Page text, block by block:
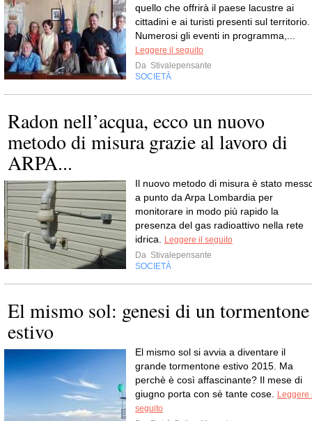
quello che offrirà il paese lacustre ai
cittadini e ai turisti presenti sul territorio.
Numerosi gli eventi in programma,...
Leggere il seguito
Da Stivalepensante
SOCIETÀ
Radon nell’acqua, ecco un nuovo
metodo di misura grazie al lavoro di
ARPA...
Il nuovo metodo di misura è stato
a punto da Arpa Lombardia per
monitorare in modo più rapido la
presenza del gas radioattivo nella rete
idrica.
Leggere il seguito
Da Stivalepensante
SOCIETÀ
El mismo sol: genesi di un tormentone
estivo
El mismo sol si avvia a diventare il
grande tormentone estivo 2015. Ma
perchè è così affascinante? Il mese di
giugno porta con sè tante cose.
Leggere
seguito